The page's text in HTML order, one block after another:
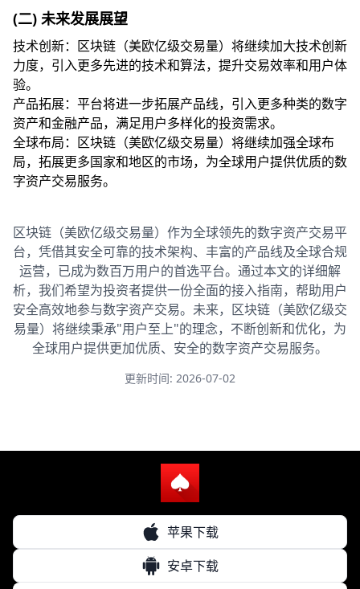
(二) 未来发展展望
技术创新：区块链（美欧亿级交易量）将继续加大技术创新
力度，引入更多先进的技术和算法，提升交易效率和用户体
验。
产品拓展：平台将进一步拓展产品线，引入更多种类的数字
资产和金融产品，满足用户多样化的投资需求。
全球布局：区块链（美欧亿级交易量）将继续加强全球布
局，拓展更多国家和地区的市场，为全球用户提供优质的数
字资产交易服务。
区块链（美欧亿级交易量）作为全球领先的数字资产交易平
台，凭借其安全可靠的技术架构、丰富的产品线及全球合规
运营，已成为数百万用户的首选平台。通过本文的详细解
析，我们希望为投资者提供一份全面的接入指南，帮助用户
安全高效地参与数字资产交易。未来，区块链（美欧亿级交
易量）将继续秉承"用户至上"的理念，不断创新和优化，为
全球用户提供更加优质、安全的数字资产交易服务。
更新时间: 2026-07-02
苹果下载
安卓下载